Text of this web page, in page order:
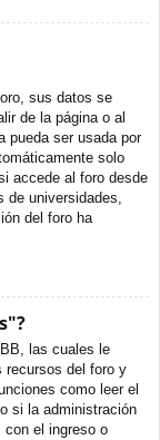
sus datos se
de la página o al
pueda ser usada por
solo
accede al foro desde
universidades,
del foro ha
las cuales le
recursos del foro y
como leer el
si la administración
con el ingreso o